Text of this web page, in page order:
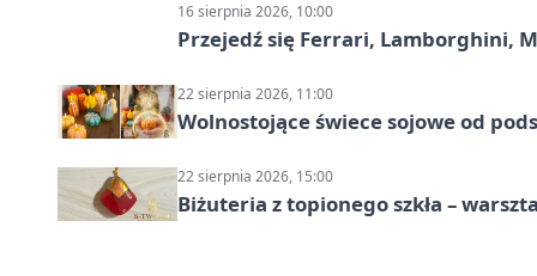
16 sierpnia 2026, 10:00
Przejedź się Ferrari, Lamborghini,
22 sierpnia 2026, 11:00
Wolnostojące świece sojowe od
22 sierpnia 2026, 15:00
Biżuteria z topionego szkła –